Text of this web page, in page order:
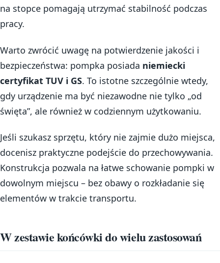
na stopce pomagają utrzymać stabilność podczas
pracy.
Warto zwrócić uwagę na potwierdzenie jakości i
bezpieczeństwa: pompka posiada niemiecki
certyfikat TUV i GS. To istotne szczególnie wtedy,
gdy urządzenie ma być niezawodne nie tylko „od
święta”, ale również w codziennym użytkowaniu.
Jeśli szukasz sprzętu, który nie zajmie dużo miejsca,
docenisz praktyczne podejście do przechowywania.
Konstrukcja pozwala na łatwe schowanie pompki w
dowolnym miejscu – bez obawy o rozkładanie się
elementów w trakcie transportu.
W zestawie końcówki do wielu zastosowań